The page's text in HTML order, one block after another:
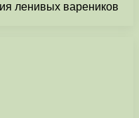
ленивых вареников